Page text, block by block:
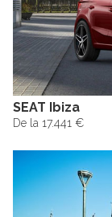
SEAT Ibiza
De la 17.441 €